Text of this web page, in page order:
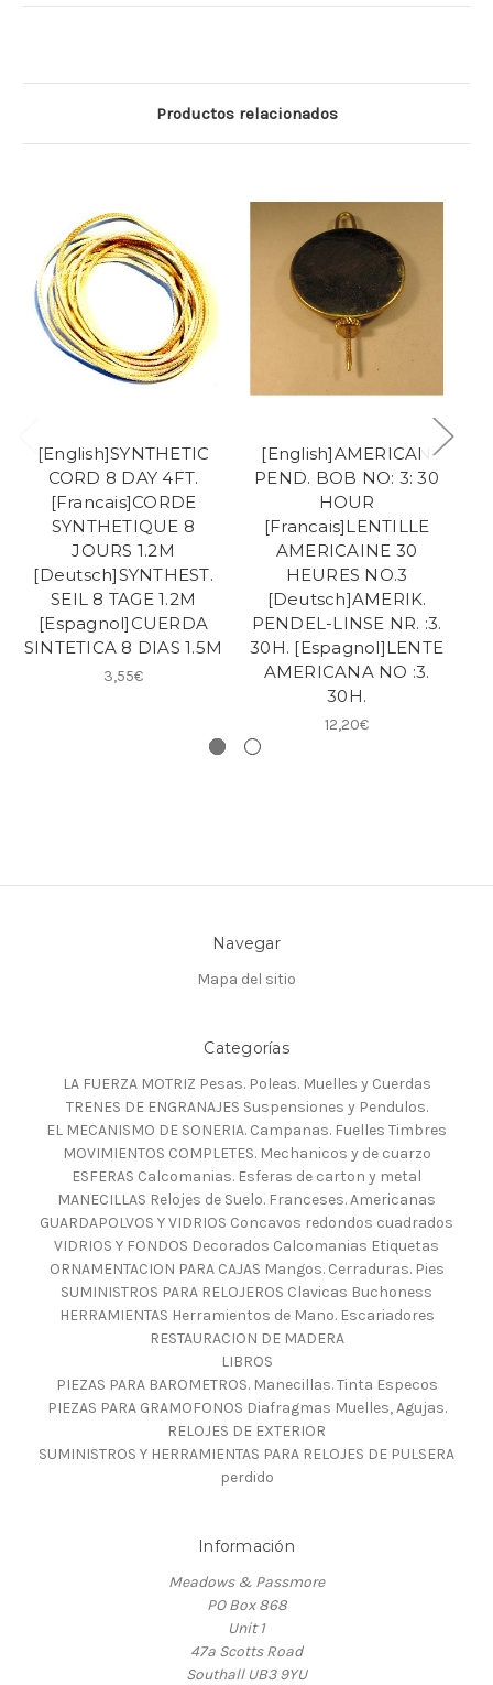
Productos relacionados
[English]SYNTHETIC
CORD 8 DAY 4FT.
[Francais]CORDE
SYNTHETIQUE 8
JOURS 1.2M
[Deutsch]SYNTHEST.
SEIL 8 TAGE 1.2M
[Espagnol]CUERDA
SINTETICA 8 DIAS 1.5M
3,55€
[English]AMERICAN
PEND. BOB NO: 3: 30
HOUR
[Francais]LENTILLE
AMERICAINE 30
HEURES NO.3
[Deutsch]AMERIK.
PENDEL-LINSE NR. :3.
30H. [Espagnol]LENTE
AMERICANA NO :3.
30H.
12,20€
Navegar
Mapa del sitio
Categorías
LA FUERZA MOTRIZ Pesas. Poleas. Muelles y Cuerdas
TRENES DE ENGRANAJES Suspensiones y Pendulos.
EL MECANISMO DE SONERIA. Campanas. Fuelles Timbres
MOVIMIENTOS COMPLETES. Mechanicos y de cuarzo
ESFERAS Calcomanias. Esferas de carton y metal
MANECILLAS Relojes de Suelo. Franceses. Americanas
GUARDAPOLVOS Y VIDRIOS Concavos redondos cuadrados
VIDRIOS Y FONDOS Decorados Calcomanias Etiquetas
ORNAMENTACION PARA CAJAS Mangos. Cerraduras. Pies
SUMINISTROS PARA RELOJEROS Clavicas Buchoness
HERRAMIENTAS Herramientos de Mano. Escariadores
RESTAURACION DE MADERA
LIBROS
PIEZAS PARA BAROMETROS. Manecillas. Tinta Especos
PIEZAS PARA GRAMOFONOS Diafragmas Muelles, Agujas.
RELOJES DE EXTERIOR
SUMINISTROS Y HERRAMIENTAS PARA RELOJES DE PULSERA
perdido
Información
Meadows & Passmore
PO Box 868
Unit 1
47a Scotts Road
Southall UB3 9YU